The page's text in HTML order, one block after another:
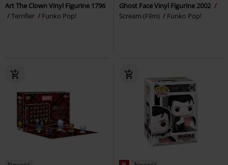
Art The Clown Vinyl Figurine 1796
Terrifier
Funko Pop!
Ghost Face Vinyl Figurine 2002
Scream (Film)
Funko Pop!